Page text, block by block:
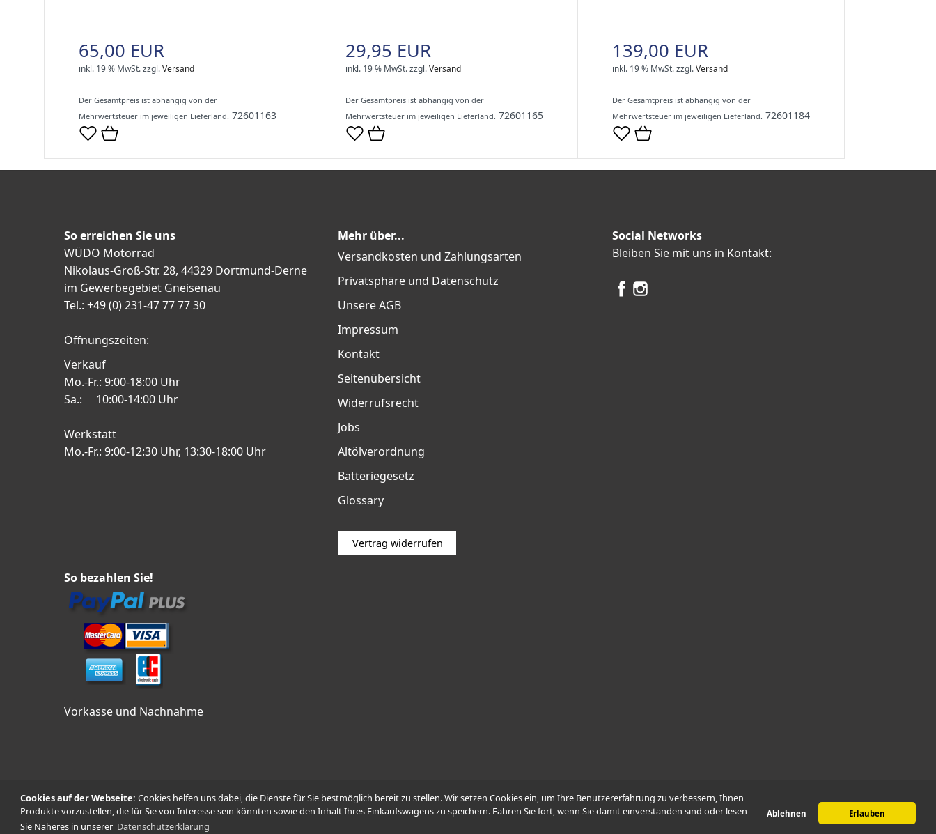
Cookies auf der Webseite: Cookies helfen uns dabei, die Dienste für Sie bestmöglich bereit zu stellen. Wir setzen Cookies ein, um Ihre Benutzererfahrung zu verbessern, Ihnen
Produkte vorzustellen, die für Sie von Interesse sein könnten sowie den Inhalt Ihres Einkaufswagens zu speichern. Fahren Sie fort, wenn Sie damit einverstanden sind oder lesen
Sie Näheres in unserer Datenschutzerklärung
Ablehnen Erlauben
65,00 EUR
inkl. 19 % MwSt.zzgl.Versand
Der Gesamtpreis ist abhängig von der
Mehrwertsteuer im jeweiligen Lieferland. 72601163
29,95 EUR
inkl. 19 % MwSt.zzgl.Versand
Der Gesamtpreis ist abhängig von der
Mehrwertsteuer im jeweiligen Lieferland. 72601165
139,00 EUR
inkl. 19 % MwSt.zzgl.Versand
Der Gesamtpreis ist abhängig von der
Mehrwertsteuer im jeweiligen Lieferland. 72601184
So erreichen Sie uns
WÜDO Motorrad
Nikolaus-Groß-Str. 28, 44329 Dortmund-Derne
im Gewerbegebiet Gneisenau
Tel.: +49 (0) 231-47 77 77 30
Öffnungszeiten:
Verkauf
Mo.-Fr.: 9:00-18:00 Uhr
Sa.: 10:00-14:00 Uhr
Werkstatt
Mo.-Fr.: 9:00-12:30 Uhr, 13:30-18:00 Uhr
Mehr über...
Versandkosten und Zahlungsarten
Privatsphäre und Datenschutz
Unsere AGB
Impressum
Kontakt
Seitenübersicht
Widerrufsrecht
Jobs
Altölverordnung
Batteriegesetz
Glossary
Vertrag widerrufen
Social Networks
Bleiben Sie mit uns in Kontakt:
So bezahlen Sie!
Vorkasse und Nachnahme
© 2026 -WÜDO Motorrad